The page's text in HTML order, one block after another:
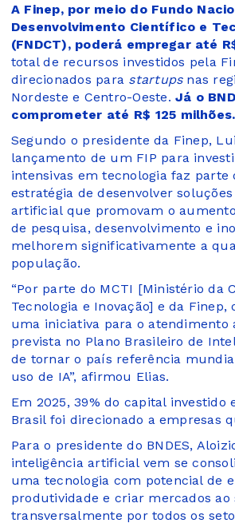
A Finep, por meio do Fundo
Desenvolvimento Científico e
(FNDCT), poderá empregar até
total de recursos investidos pela
direcionados para startupsnas
Nordeste e Centro-Oeste.Já o
comprometer até R$ 125 milhões.
Segundo o presidente da Finep,
lançamento de um FIP para
intensivas em tecnologia faz parte
estratégia de desenvolver
artificial que promovam o
de pesquisa, desenvolvimento e
melhorem significativamente a
população.
“Por parte do MCTI [Ministério da
Tecnologia e Inovação] e da Finep,
uma iniciativa para o atendimento
prevista no Plano Brasileiro de
de tornar o país referência
uso de IA”, afirmou Elias.
Em 2025, 39% do capital investido
Brasil foi direcionado a empresas
Para o presidente do BNDES,
inteligência artificial vem se
uma tecnologia com potencial de
produtividade e criar mercados
transversalmente por todos os